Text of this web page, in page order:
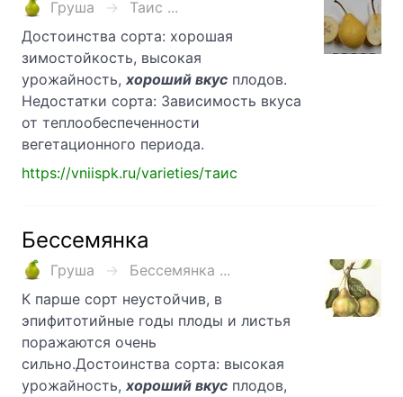
Груша
Таис ...
Достоинства сорта: хорошая
зимостойкость, высокая
урожайность, хороший вкус плодов.
Недостатки сорта: Зависимость вкуса
от теплообеспеченности
вегетационного периода.
https://vniispk.ru/varieties/таис
Бессемянка
Груша
Бессемянка ...
К парше сорт неустойчив, в
эпифитотийные годы плоды и листья
поражаются очень
сильно.Достоинства сорта: высокая
урожайность, хороший вкус плодов,